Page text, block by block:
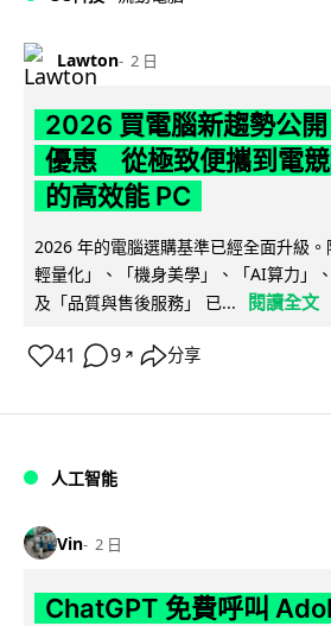
Lawton 2 日
2026 買電腦新趨勢公
優惠 從極致便攜到電
的高效能 PC
2026 年的電腦選購基準已經全面升級
輕量化」、「機身美學」、「AI算力」
及「品質與售後服務」 已...
閱讀全文
41 9 ↗ 分享
人工智能
Vin 2 日
ChatGPT 免費呼叫